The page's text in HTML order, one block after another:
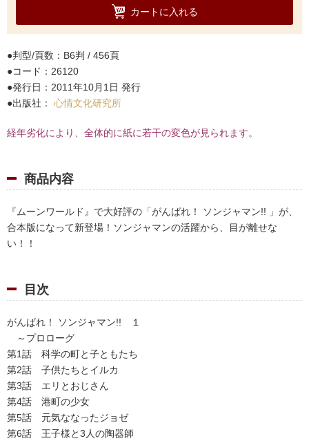
カートに入れる
判型/頁数：B6判 / 456頁
コード：26120
発行日：2011年10月1日 発行
出版社： 心情文化研究所
経年劣化により、全体的に紙に若干の変色が見られます。
商品内容
『ムーンワールド』で大好評の「がんばれ！ ソンジャマン!! 」が、
合本版になって新登場！ソンジャマンの活躍から、目が離せな
い！！
目次
がんばれ！ ソンジャマン!! １
～プロローグ
第1話 科学の町と子ともたち
第2話 子供たちとイルカ
第3話 エリとおじさん
第4話 港町の少女
第5話 元気ななったジョゼ
第6話 王子様と3人の陶器師